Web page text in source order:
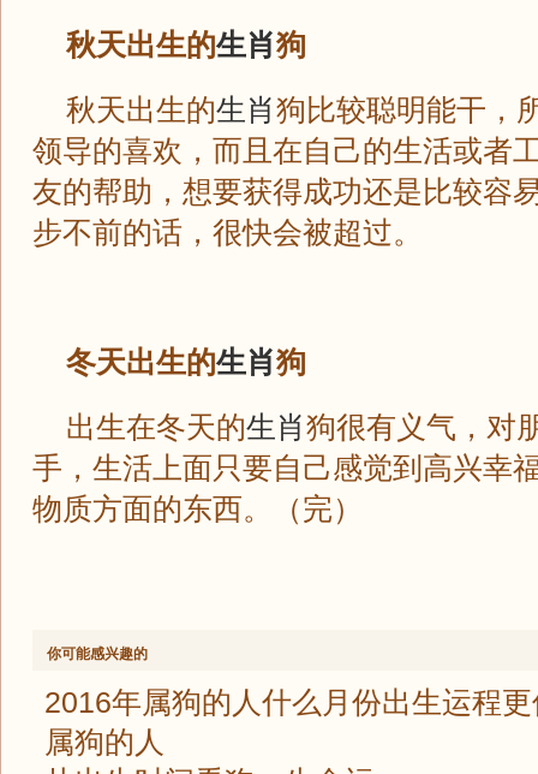
秋天出生的生肖狗
秋天出生的生肖狗比较聪明能干，
领导的喜欢，而且在自己的生活或者
友的帮助，想要获得成功还是比较容
步不前的话，很快会被超过。
冬天出生的生肖狗
出生在冬天的生肖狗很有义气，对
手，生活上面只要自己感觉到高兴幸
物质方面的东西。（完）
你可能感兴趣的
2016年属狗的人什么月份出生运程
属狗的人